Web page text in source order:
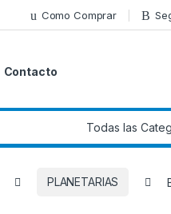
Como Comprar
Contacto
PLANETARIAS